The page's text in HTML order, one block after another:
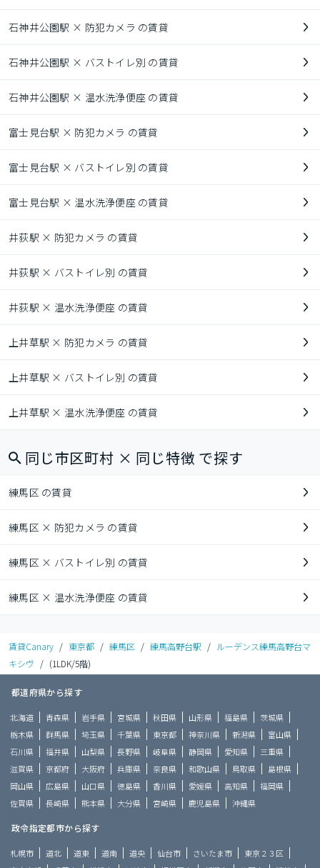
石神井公園駅 × 防犯カメラ の賃貸
石神井公園駅 × バストイレ別 の賃貸
石神井公園駅 × 温水洗浄便座 の賃貸
富士見台駅 × 防犯カメラ の賃貸
富士見台駅 × バストイレ別 の賃貸
富士見台駅 × 温水洗浄便座 の賃貸
井荻駅 × 防犯カメラ の賃貸
井荻駅 × バストイレ別 の賃貸
井荻駅 × 温水洗浄便座 の賃貸
上井草駅 × 防犯カメラ の賃貸
上井草駅 × バストイレ別 の賃貸
上井草駅 × 温水洗浄便座 の賃貸
同じ市区町村 × 同じ特徴 で探す
練馬区 の賃貸
練馬区 × 防犯カメラ の賃貸
練馬区 × バストイレ別 の賃貸
練馬区 × 温水洗浄便座 の賃貸
賃貸Canary / 東京都 / 練馬区 / 練馬高野台駅 / ルーデンス練馬高野台マ
キシヴ / (1LDK/5階)
都道府県から探す
北海道 青森県 岩手県 宮城県 秋田県 山形県 福島県
茨城県
栃木県
群馬県 埼玉県 千葉県 東京都 神奈川県 新潟県
富山県
石川県
福井県 山梨県 長野県 岐阜県 静岡県 愛知県
三重県
滋賀県
京都府 大阪府 兵庫県 奈良県 和歌山県 鳥取県
島根県
岡山県
広島県 山口県 徳島県 香川県 愛媛県 高知県
福岡県
佐賀県
長崎県 熊本県 大分県 宮崎県 鹿児島県 沖縄県
政令指定都市から探す
札幌市 道北 道東 道南 道央 仙台市 さいたま市
東京２３区